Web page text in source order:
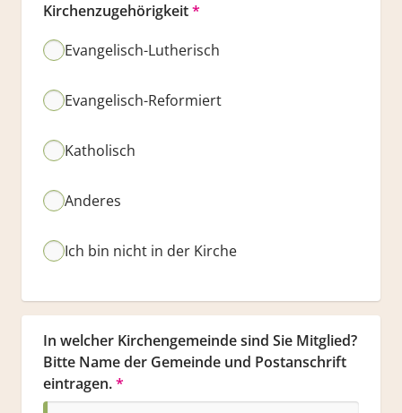
Kirchenzugehörigkeit*
Evangelisch-Lutherisch
Evangelisch-Reformiert
Katholisch
Anderes
Ich bin nicht in der Kirche
In welcher Kirchengemeinde sind Sie Mitglied?
Bitte Name der Gemeinde und Postanschrift
eintragen.*